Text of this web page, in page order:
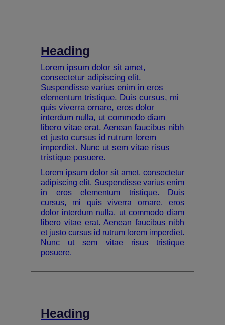
Heading
Lorem ipsum dolor sit amet,
consectetur adipiscing elit.
Suspendisse varius enim in eros
elementum tristique. Duis cursus, mi
quis viverra ornare, eros dolor
interdum nulla, ut commodo diam
libero vitae erat. Aenean faucibus nibh
et justo cursus id rutrum lorem
imperdiet. Nunc ut sem vitae risus
tristique posuere.
Lorem ipsum dolor sit amet, consectetur
adipiscing elit. Suspendisse varius enim
in eros elementum tristique. Duis
cursus, mi quis viverra ornare, eros
dolor interdum nulla, ut commodo diam
libero vitae erat. Aenean faucibus nibh
et justo cursus id rutrum lorem imperdiet.
Nunc ut sem vitae risus tristique
posuere.
Heading